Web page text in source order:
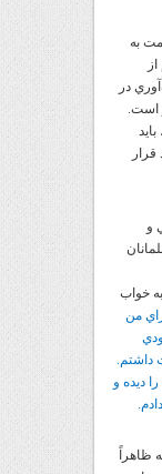
به
در
است.
و
خواب
من
داشتم.
ديده و